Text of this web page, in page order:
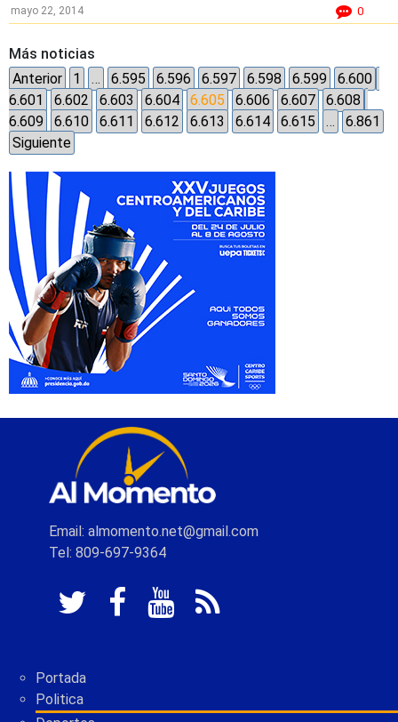
mayo 22, 2014 0
Más noticias
Anterior
1 … 6.595 6.596 6.597 6.598 6.599
6.600
6.601
6.602 6.603 6.604 6.605 6.606 6.607
6.608
6.609
6.610 6.611 6.612 6.613 6.614 6.615 …
6.861
Siguiente
Email: almomento.net@gmail.com
Tel: 809-697-9364
Portada
Politica